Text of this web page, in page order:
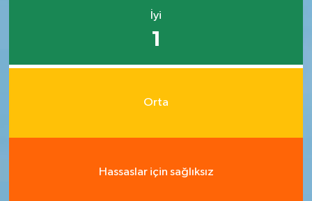
İyi
1
Orta
Hassaslar için sağlıksız